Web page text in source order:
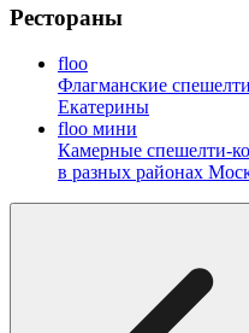
Рестораны
floo
Флагманские
Екатерины
floo мини
Камерные спешелти-
в разных районах